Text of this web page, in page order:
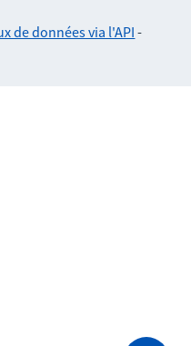
de données via l'API -